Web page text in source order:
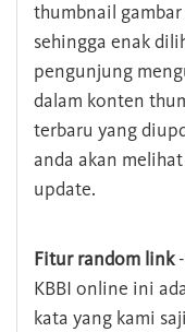
thumbnail
sehingga enak
pengunjung
dalam konten
terbaru yang
anda akan
update.
Fitur random link-
KBBI online ini
kata yang kami